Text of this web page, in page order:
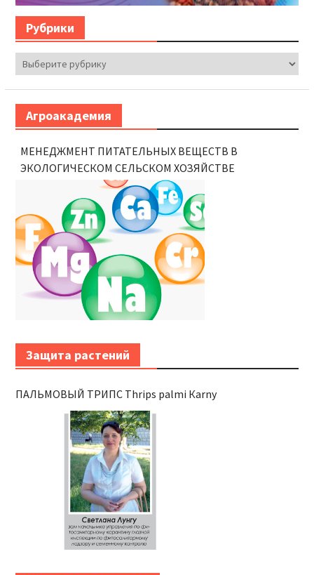
Рубрики
Рубрики
Агроакадемия
МЕНЕДЖМЕНТ ПИТАТЕЛЬНЫХ ВЕЩЕСТВ В
ЭКОЛОГИЧЕСКОМ СЕЛЬСКОМ ХОЗЯЙСТВЕ
Защита растений
ПАЛЬМОВЫЙ ТРИПС Thrips palmi Каrnу